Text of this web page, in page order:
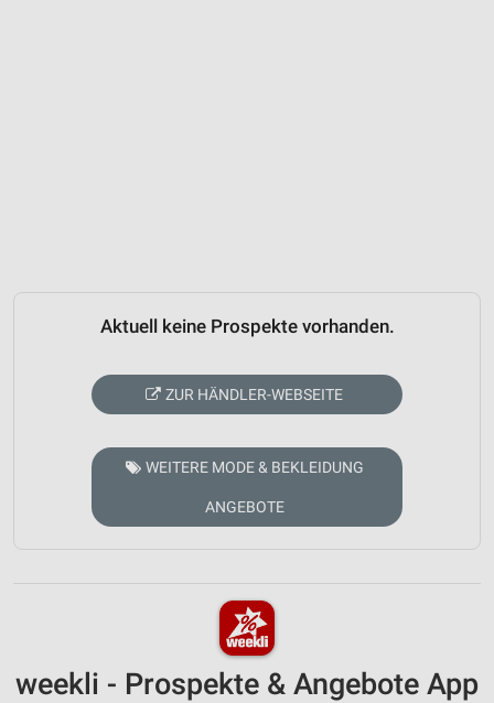
Aktuell keine Prospekte vorhanden.
ZUR HÄNDLER-WEBSEITE
WEITERE MODE & BEKLEIDUNG
ANGEBOTE
weekli - Prospekte & Angebote App